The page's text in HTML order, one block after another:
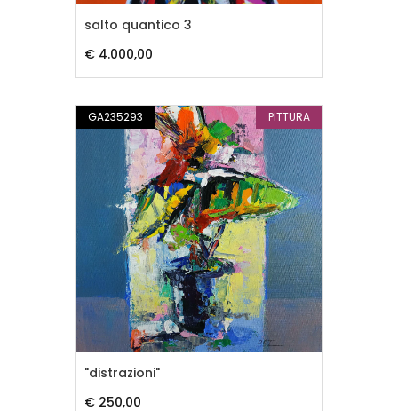
salto quantico 3
€ 4.000,00
GA235293 PITTURA
"distrazioni"
€ 250,00